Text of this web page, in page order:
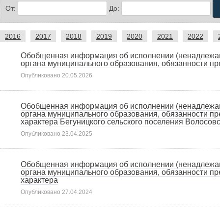
От:
До:
2016 2017 2018 2019 2020 2021 2022
Обобщенная информация об исполнении
органа муниципального образования, обязанности
Опубликовано 20.05.2026
Обобщенная информация об исполнении
органа муниципального образования, обязанности
характера Бегуницкого сельского поселения
Опубликовано 23.04.2025
Обобщенная информация об исполнении
органа муниципального образования, обязанности
характера
Опубликовано 27.04.2024